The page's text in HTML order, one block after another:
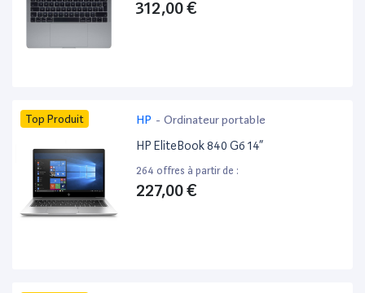
312,00 €
Top Produit HP - Ordinateur portable
HP EliteBook 840 G6 14”
264 offres à partir de :
227,00 €